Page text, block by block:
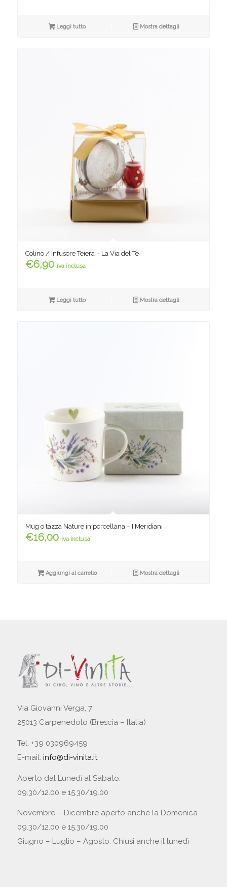
Leggi tutto Mostra dettagli
Colino / Infusore Teiera – La Via del Tè
€6,90 iva inclusa
Leggi tutto Mostra dettagli
Mug o tazza Nature in porcellana – I Meridiani
€16,00 iva inclusa
Aggiungi al carrello Mostra dettagli
Via Giovanni Verga, 7
25013 Carpenedolo (Brescia – Italia)
Tel. +39 030969459
E-mail: info@di-vinita.it
Aperto dal Lunedì al Sabato:
09.30/12.00 e 15.30/19.00
Novembre – Dicembre aperto anche la Domenica
09.30/12.00 e 15.30/19.00
Giugno – Luglio – Agosto: Chiusi anche il lunedì